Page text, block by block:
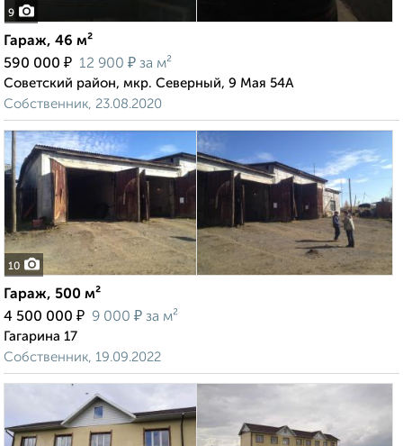
9
Гараж, 46 м²
590 000 ₽ 12 900 ₽ за м²
Советский район, мкр. Северный, 9 Мая 54А
Собственник, 23.08.2020
10
Гараж, 500 м²
4 500 000 ₽ 9 000 ₽ за м²
Гагарина 17
Собственник, 19.09.2022